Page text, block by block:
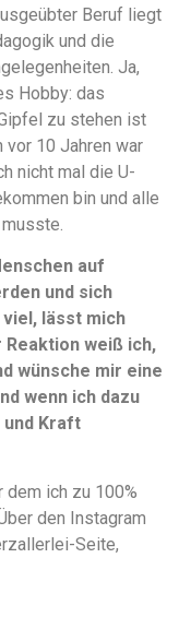
Beruf liegt
und die
Ja,
Hobby: das
zu stehen ist
10 Jahren war
nicht mal die U-
bin und alle
auf
und sich
lässt mich
weiß ich,
wünsche mir eine
wenn ich dazu
und Kraft
dem ich zu 100%
den Instagram
Seite,